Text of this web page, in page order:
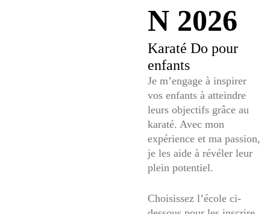
N 2026
Karaté Do pour
enfants
Je m’engage à inspirer
vos enfants à atteindre
leurs objectifs grâce au
karaté. Avec mon
expérience et ma passion,
je les aide à révéler leur
plein potentiel.
Choisissez l’école ci-
LOG IN